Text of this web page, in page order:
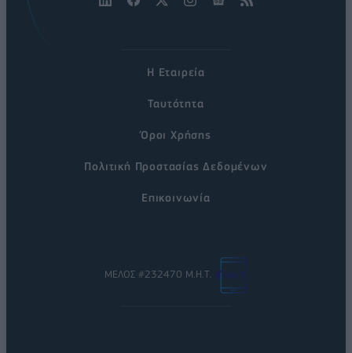
Η Εταιρεία
Ταυτότητα
Όροι Χρήσης
Πολιτική Προστασίας Δεδομένων
Επικοινωνία
ΜΕΛΟΣ #232470 Μ.Η.Τ.